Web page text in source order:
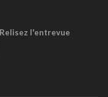
l'entrevue